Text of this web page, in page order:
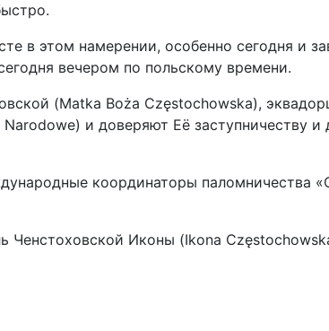
в этом намерении, особенно сегодня и
вечером по польскому времени.
(Matka Boża Częstochowska),
и доверяют Её заступничеству
координаторы паломничества
Ченстоховской Иконы (Ikona